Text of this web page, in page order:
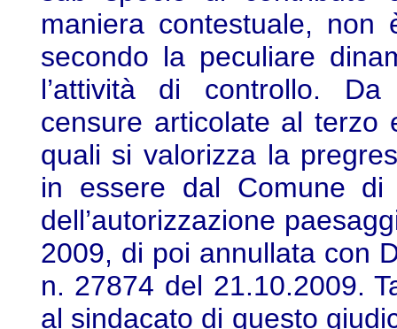
maniera contestuale, non
secondo la peculiare
l’attività di controllo.
censure articolate al
quali si valorizza la
in essere dal Comune di
dell’autorizzazione
2009, di poi annullata con
n. 27874 del 21.10.2009.
al sindacato di questo